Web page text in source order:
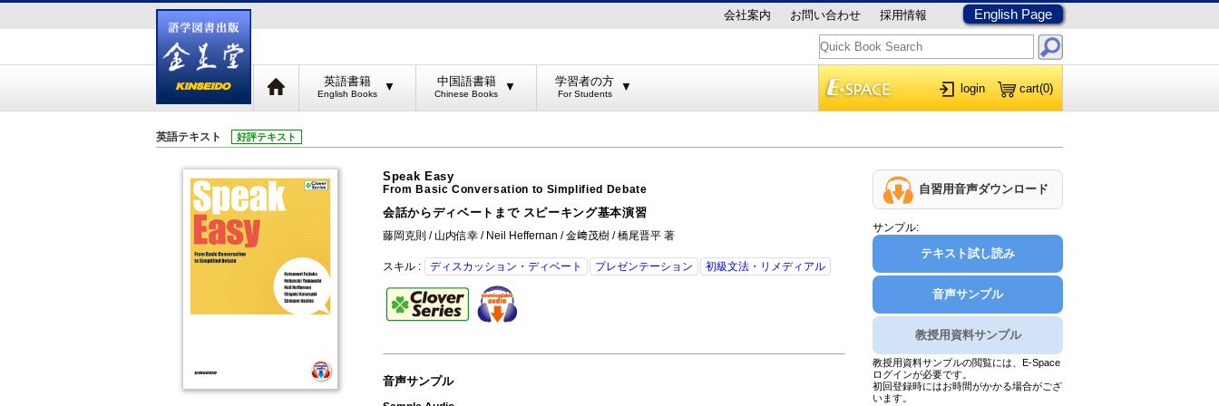
English Page
会社案内 お問い合わせ 採用情報
英語書籍 ▼ 中国語書籍 ▼ 学習者の方 ▼ login cart(0)
英語テキスト 好評テキスト
Speak Easy
From Basic Conversation to Simplified Debate
会話からディベートまで スピーキング基本演習
藤岡克則 / 山内信幸 / Neil Heffernan / 金﨑茂樹 / 橋尾晋平 著
スキル : ディスカッション・ディベート プレゼンテーション 初級文法・リメディアル
音声サンプル
自習用音声ダウンロード
サンプル:
テキスト試し読み
音声サンプル
教授用資料サンプル
教授用資料サンプルの閲覧には、E-Space
ログインが必要です。
初回登録時にはお時間がかかる場合がござ
います。